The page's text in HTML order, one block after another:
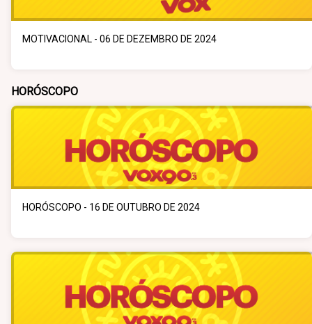
MOTIVACIONAL - 06 DE DEZEMBRO DE 2024
HORÓSCOPO
HORÓSCOPO - 16 DE OUTUBRO DE 2024